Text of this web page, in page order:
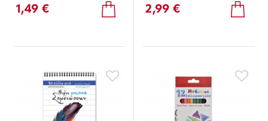
1,49 € 2,99 €